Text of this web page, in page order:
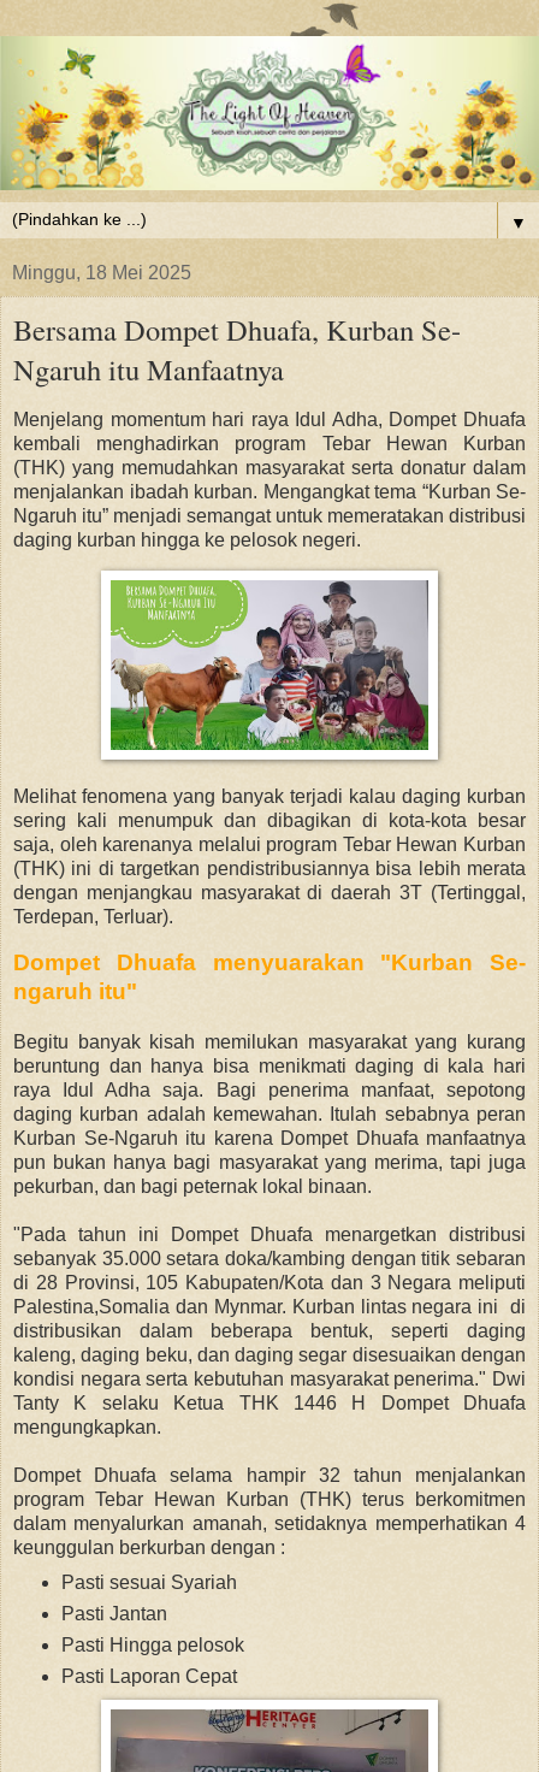
▼
Minggu, 18 Mei 2025
Bersama Dompet Dhuafa, Kurban Se-
Ngaruh itu Manfaatnya
Menjelang momentum hari raya Idul Adha, Dompet Dhuafa
kembali menghadirkan program Tebar Hewan Kurban
(THK) yang memudahkan masyarakat serta donatur dalam
menjalankan ibadah kurban. Mengangkat tema “Kurban Se-
Ngaruh itu” menjadi semangat untuk memeratakan distribusi
daging kurban hingga ke pelosok negeri.
Melihat fenomena yang banyak terjadi kalau daging kurban
sering kali menumpuk dan dibagikan di kota-kota besar
saja, oleh karenanya melalui program Tebar Hewan Kurban
(THK) ini di targetkan pendistribusiannya bisa lebih merata
dengan menjangkau masyarakat di daerah 3T (Tertinggal,
Terdepan, Terluar).
Dompet Dhuafa menyuarakan "Kurban Se-
ngaruh itu"
Begitu banyak kisah memilukan masyarakat yang kurang
beruntung dan hanya bisa menikmati daging di kala hari
raya Idul Adha saja. Bagi penerima manfaat, sepotong
daging kurban adalah kemewahan. Itulah sebabnya peran
Kurban Se-Ngaruh itu karena Dompet Dhuafa manfaatnya
pun bukan hanya bagi masyarakat yang merima, tapi juga
pekurban, dan bagi peternak lokal binaan.
"Pada tahun ini Dompet Dhuafa menargetkan distribusi
sebanyak 35.000 setara doka/kambing dengan titik sebaran
di 28 Provinsi, 105 Kabupaten/Kota dan 3 Negara meliputi
Palestina,Somalia dan Mynmar. Kurban lintas negara ini di
distribusikan dalam beberapa bentuk, seperti daging
kaleng, daging beku, dan daging segar disesuaikan dengan
kondisi negara serta kebutuhan masyarakat penerima." Dwi
Tanty K selaku Ketua THK 1446 H Dompet Dhuafa
mengungkapkan.
Dompet Dhuafa selama hampir 32 tahun menjalankan
program Tebar Hewan Kurban (THK) terus berkomitmen
dalam menyalurkan amanah, setidaknya memperhatikan 4
keunggulan berkurban dengan :
Pasti sesuai Syariah
Pasti Jantan
Pasti Hingga pelosok
Pasti Laporan Cepat